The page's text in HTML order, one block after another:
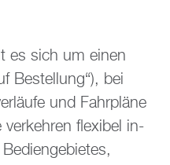
es sich um einen
Be­stel­lung“), bei
und Fahr­plä­ne
ver­keh­ren fle­xi­bel in­